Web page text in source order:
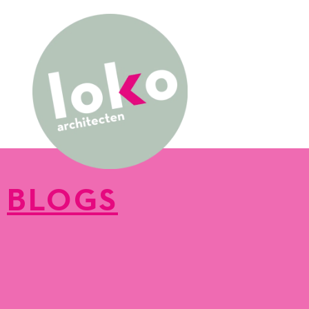
BLOGS